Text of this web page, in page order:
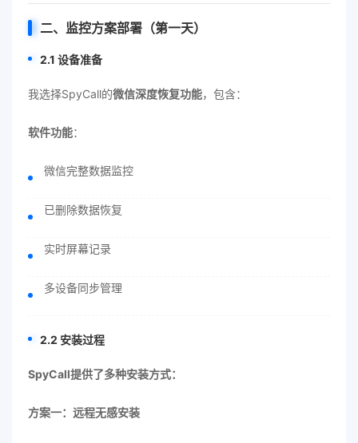
二、监控方案部署（第一天）
2.1 设备准备
我选择SpyCall的微信深度恢复功能，包含：
软件功能：
微信完整数据监控
已删除数据恢复
实时屏幕记录
多设备同步管理
2.2 安装过程
SpyCall提供了多种安装方式：
方案一：远程无感安装